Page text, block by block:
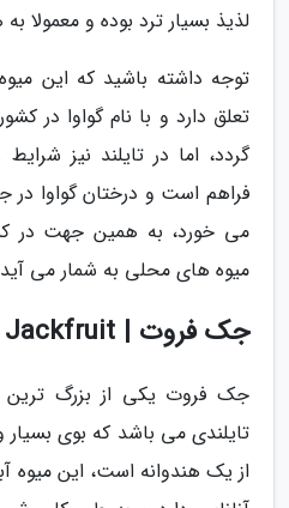
لذیذ بسیار ترد بوده و معمولا
توجه داشته باشید که این
تعلق دارد و با نام گواوا در
گردد، اما در تایلند نیز
فراهم است و درختان گواوا
می خورد، به همین جهت در
میوه های محلی به شمار می
جک فروت | Jackfruit
جک فروت یکی از بزرگ
تایلندی می باشد که بوی بسیار
از یک هندوانه است، این میوه